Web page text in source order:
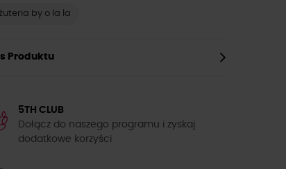
by o la la
Produktu
5TH CLUB
Dołącz do naszego programu i zyskaj
dodatkowe korzyści